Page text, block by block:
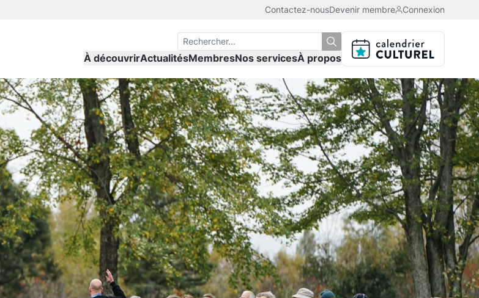
Contactez-nousDevenir membre Connexion
À découvrirActualitésMembresNos servicesÀ propos